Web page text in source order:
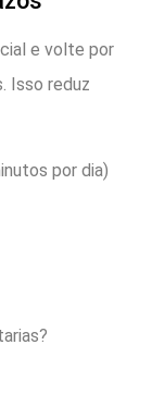
e volte por
Isso reduz
por dia)